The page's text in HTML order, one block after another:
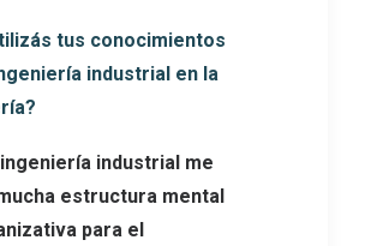
tus conocimientos
industrial en la
industrial me
estructura mental
para el